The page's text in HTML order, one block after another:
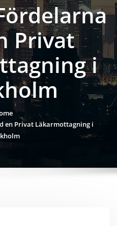
Privat
i
en Privat Läkarmottagning i